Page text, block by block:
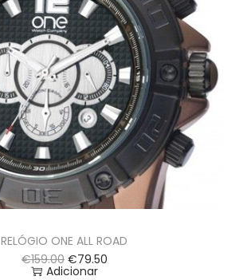
RELÓGIO ONE ALL ROAD
€159.00 €79.50
Adicionar